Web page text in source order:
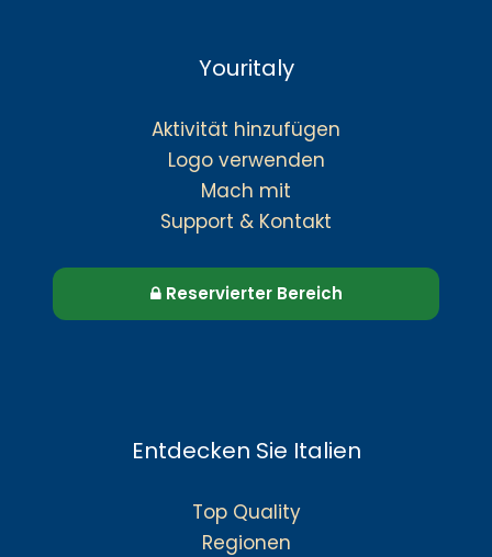
Youritaly
Aktivität hinzufügen
Logo verwenden
Mach mit
Support & Kontakt
Reservierter Bereich
Entdecken Sie Italien
Top Quality
Regionen